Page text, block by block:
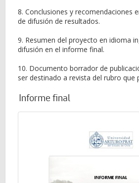
8. Conclusiones y recomendaciones
de difusión de resultados.
9. Resumen del proyecto en idioma
difusión en el informe final.
10. Documento borrador de
ser destinado a revista del rubro que
Informe final